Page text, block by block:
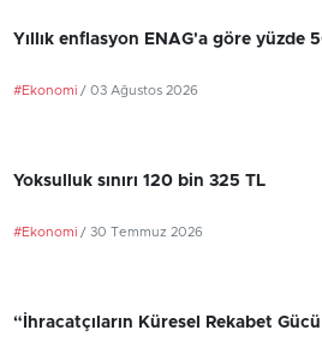
Yıllık enflasyon ENAG'a göre yüzde
#Ekonomi / 03 Ağustos 2026
Yoksulluk sınırı 120 bin 325 TL
#Ekonomi / 30 Temmuz 2026
“İhracatçıların Küresel Rekabet